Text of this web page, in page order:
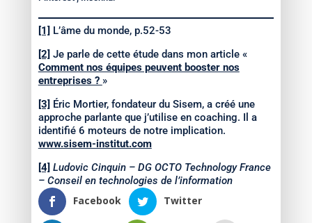
[1] L’âme du monde, p.52-53
[2] Je parle de cette étude dans mon article «
Comment nos équipes peuvent booster nos
entreprises ? »
[3] Éric Mortier, fondateur du Sisem, a créé une
approche parlante que j’utilise en coaching. Il a
identifié 6 moteurs de notre implication.
www.sisem-institut.com
[4] Ludovic Cinquin – DG OCTO Technology France
– Conseil en technologies de l’information
Facebook Twitter